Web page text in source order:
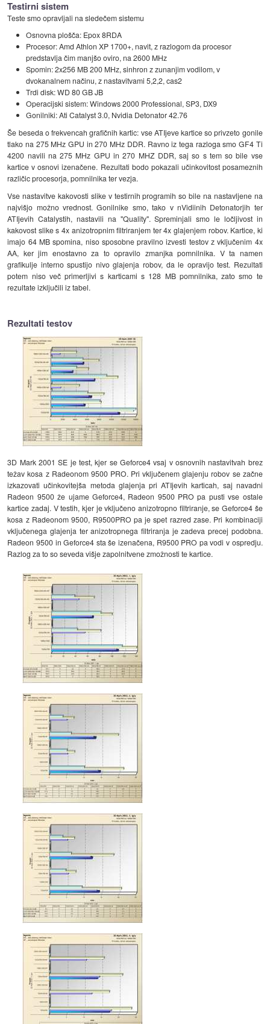
Testirni sistem
Teste smo opravljali na sledečem sistemu
Osnovna plošča: Epox 8RDA
Procesor: Amd Athlon XP 1700+, navit, z razlogom da procesor
predstavlja čim manjšo oviro, na 2600 MHz
Spomin: 2x256 MB 200 MHz, sinhron z zunanjim vodilom, v
dvokanalnem načinu, z nastavitvami 5,2,2, cas2
Trdi disk: WD 80 GB JB
Operacijski sistem: Windows 2000 Professional, SP3, DX9
Gonilniki: Ati Catalyst 3.0, Nvidia Detonator 42.76
Še beseda o frekvencah grafičnih kartic: vse ATIjeve kartice so privzeto gonile
tlako na 275 MHz GPU in 270 MHz DDR. Ravno iz tega razloga smo GF4 Ti
4200 navili na 275 MHz GPU in 270 MHZ DDR, saj so s tem so bile vse
kartice v osnovi izenačene. Rezultati bodo pokazali učinkovitost posameznih
različic procesorja, pomnilnika ter vezja.
Vse nastavitve kakovosti slike v testirnih programih so bile na nastavljene na
najvišjo možno vrednost. Gonilnike smo, tako v nVidiinih Detonatorjih ter
ATIjevih Catalystih, nastavili na "Quality". Spreminjali smo le ločljivost in
kakovost slike s 4x anizotropnim filtriranjem ter 4x glajenjem robov. Kartice, ki
imajo 64 MB spomina, niso sposobne pravilno izvesti testov z vključenim 4x
AA, ker jim enostavno za to opravilo zmanjka pomnilnika. V ta namen
grafikulje interno spustijo nivo glajenja robov, da le opravijo test. Rezultati
potem niso več primerljivi s karticami s 128 MB pomnilnika, zato smo te
rezultate izključili iz tabel.
Rezultati testov
3D Mark 2001 SE je test, kjer se Geforce4 vsaj v osnovnih nastavitvah brez
težav kosa z Radeonom 9500 PRO. Pri vključenem glajenju robov se začne
izkazovati učinkovitejša metoda glajenja pri ATIjevih karticah, saj navadni
Radeon 9500 že ujame Geforce4, Radeon 9500 PRO pa pusti vse ostale
kartice zadaj. V testih, kjer je vključeno anizotropno filtriranje, se Geforce4 še
kosa z Radeonom 9500, R9500PRO pa je spet razred zase. Pri kombinaciji
vključenega glajenja ter anizotropnega filtriranja je zadeva precej podobna.
Radeon 9500 in Geforce4 sta še izenačena, R9500 PRO pa vodi v ospredju.
Razlog za to so seveda višje zapolnitvene zmožnosti te kartice.